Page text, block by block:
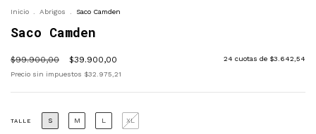
Inicio Abrigos Saco Camden
Saco Camden
$99.900,00 $39.900,00 24 cuotas de $3.642,54
Precio sin impuestos $32.975,21
TALLE S M L XL